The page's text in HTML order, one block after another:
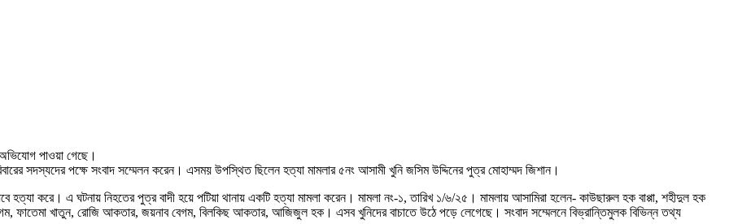
অভিযোগ পাওয়া গেছে।
সদস্যদের পক্ষে সংবাদ সম্মেলন করেন। এসময় উপস্থিত ছিলেন হত্যা মামলার ৫নং আসামী খুনি জসিম উদ্দিনের পুত্র মোহাম্মদ জিশান।
হত্যা করে। এ ঘটনায় নিহতের পুত্র বাদী হয়ে পটিয়া থানায় একটি হত্যা মামলা করেন। মামলা নং-১, তারিখ ১/৬/২৫। মামলায় আসামিরা হলেন- কাউছারুল হক বাপ্পা, শহীদুল হক
ফাতেমা খাতুন, রোজি আকতার, জয়নাব বেগম, বিলকিছ আকতার, আজিজুল হক। এসব খুনিদের বাচাতে উঠে পড়ে লেগেছে। সংবাদ সম্মেলনে বিভ্রান্তিমুলক বিভিন্ন তথ্য